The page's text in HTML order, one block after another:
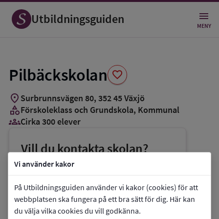
Vi använder kakor
På Utbildningsguiden använder vi kakor (cookies) för att
webbplatsen ska fungera på ett bra sätt för dig. Här kan
du välja vilka cookies du vill godkänna.
Utbildningsguiden MENY
Pilbäckskolan favorite
Spara
som
favorit
location_on Surbrunnsvägen 80, 35245Växjö
categoryFörskoleklass och Grundskola, Kommunal
groups_3Cirka 300 elever
Vill du kontakta skolan?
phoneTelefon:0470-41808
E-post: utbildningsnamnden@vaxjo.se
link Webbplats:Pilbäckskolan